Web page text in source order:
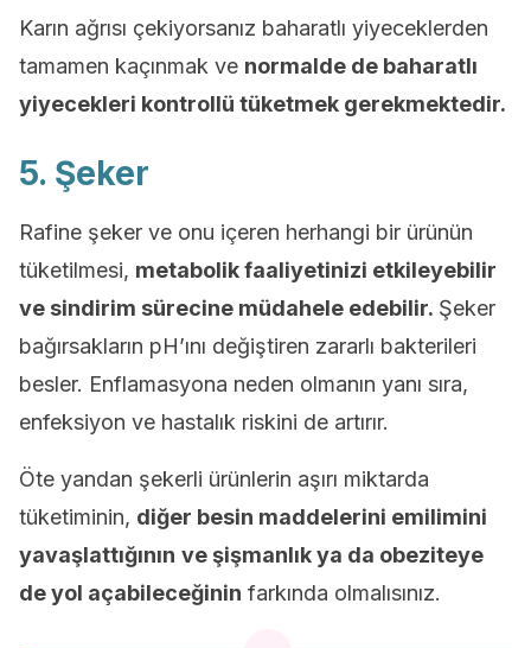
Karın ağrısı çekiyorsanız baharatlı yiyeceklerden
tamamen kaçınmak ve normalde de baharatlı
yiyecekleri kontrollü tüketmek gerekmektedir.
5. Şeker
Rafine şeker ve onu içeren herhangi bir ürünün
tüketilmesi, metabolik faaliyetinizi etkileyebilir
ve sindirim sürecine müdahele edebilir. Şeker
bağırsakların pH’ını değiştiren zararlı bakterileri
besler. Enflamasyona neden olmanın yanı sıra,
enfeksiyon ve hastalık riskini de artırır.
Öte yandan şekerli ürünlerin aşırı miktarda
tüketiminin, diğer besin maddelerini emilimini
yavaşlattığının ve şişmanlık ya da obeziteye
de yol açabileceğinin farkında olmalısınız.